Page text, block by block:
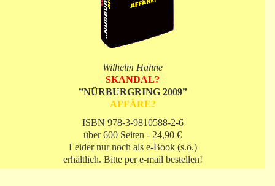
Wilhelm Hahne
SKANDAL?
”NÜRBURGRING 2009”
AFFÄRE?
ISBN 978-3-9810588-2-6
über 600 Seiten - 24,90 €
Leider nur noch als e-Book (s.o.)
erhältlich. Bitte per e-mail bestellen!